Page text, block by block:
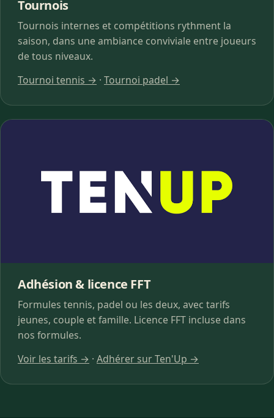
Tournois
Tournois internes et compétitions rythment la
saison, dans une ambiance conviviale entre joueurs
de tous niveaux.
Tournoi tennis → · Tournoi padel →
Adhésion & licence FFT
Formules tennis, padel ou les deux, avec tarifs
jeunes, couple et famille. Licence FFT incluse dans
nos formules.
Voir les tarifs → · Adhérer sur Ten'Up →